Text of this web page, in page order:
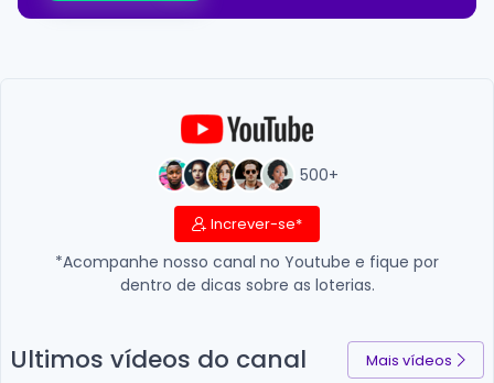
500+
Increver-se*
*Acompanhe nosso canal no Youtube e fique por
dentro de dicas sobre as loterias.
Ultimos vídeos do canal Mais vídeos